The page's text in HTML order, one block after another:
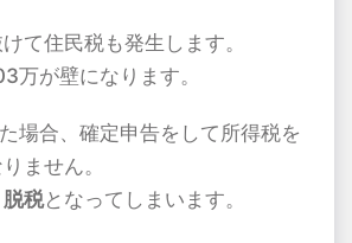
て住民税も発生します。
万が壁になります。
場合、確定申告をして所得税を
ません。
脱税となってしまいます。